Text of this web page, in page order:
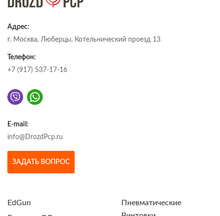
Адрес:
г. Москва, Люберцы, Котельнический проезд 13
Телефон:
+7 (917) 537-17-16
E-mail:
info@DrozdPcp.ru
ЗАДАТЬ ВОПРОС
EdGun
Пневматические